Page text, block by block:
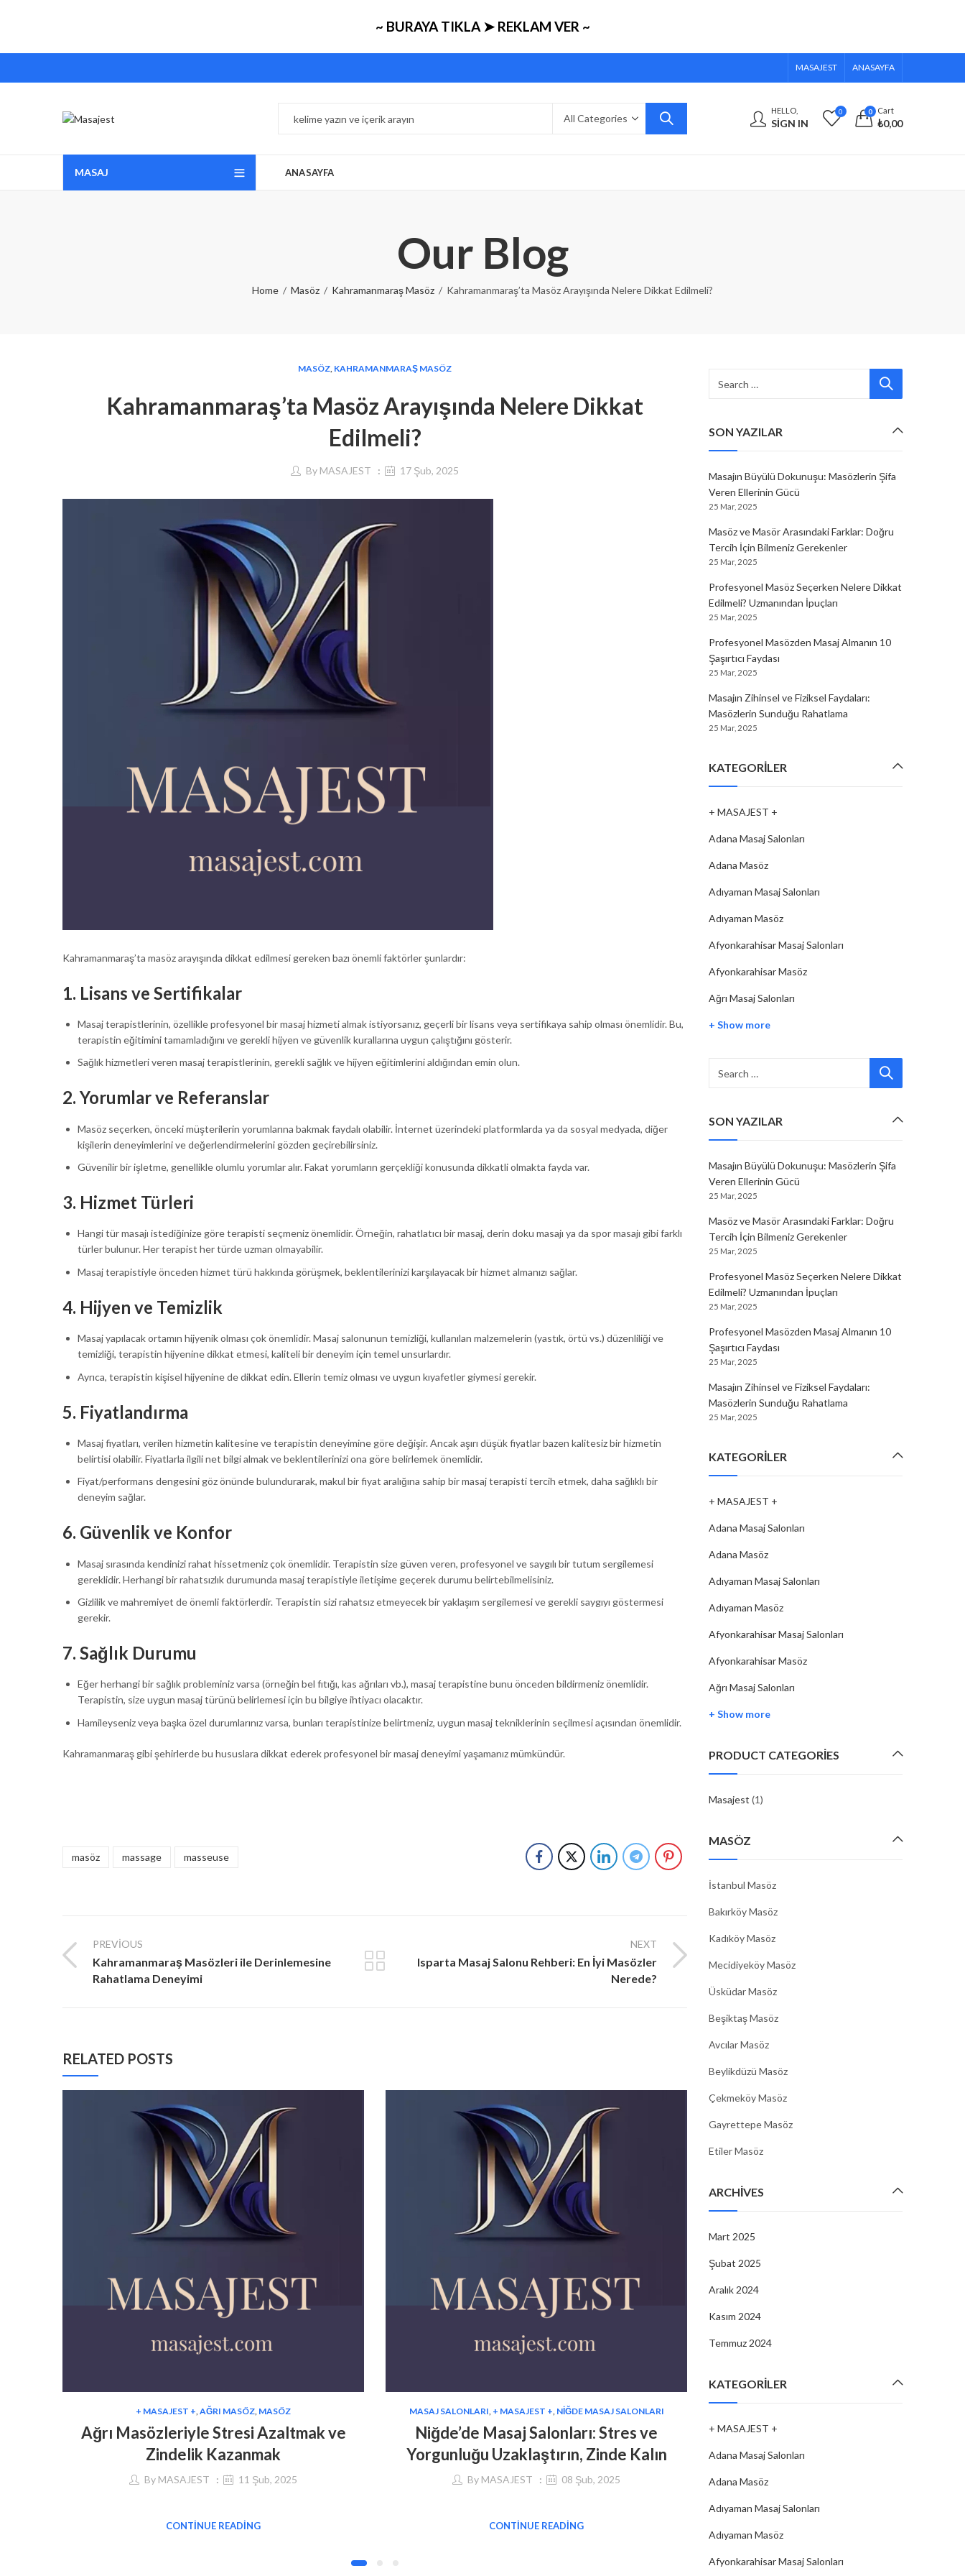
~ BURAYA TIKLA ➤ REKLAM VER ~
MASAJEST ANASAYFA
HELLO,
SIGN IN
0 0 Cart
₺0,00
MASAJ ANASAYFA
Our Blog
Home Masöz Kahramanmaraş Masöz Kahramanmaraş’ta Masöz Arayışında Nelere Dikkat Edilmeli?
MASÖZ, KAHRAMANMARAŞ MASÖZ
Kahramanmaraş’ta Masöz Arayışında Nelere Dikkat
Edilmeli?
By MASAJEST 17 Şub, 2025
Kahramanmaraş’ta masöz arayışında dikkat edilmesi gereken bazı önemli faktörler şunlardır:
1. Lisans ve Sertifikalar
Masaj terapistlerinin, özellikle profesyonel bir masaj hizmeti almak istiyorsanız, geçerli bir lisans veya sertifikaya sahip olması önemlidir. Bu,
terapistin eğitimini tamamladığını ve gerekli hijyen ve güvenlik kurallarına uygun çalıştığını gösterir.
Sağlık hizmetleri veren masaj terapistlerinin, gerekli sağlık ve hijyen eğitimlerini aldığından emin olun.
2. Yorumlar ve Referanslar
Masöz seçerken, önceki müşterilerin yorumlarına bakmak faydalı olabilir. İnternet üzerindeki platformlarda ya da sosyal medyada, diğer
kişilerin deneyimlerini ve değerlendirmelerini gözden geçirebilirsiniz.
Güvenilir bir işletme, genellikle olumlu yorumlar alır. Fakat yorumların gerçekliği konusunda dikkatli olmakta fayda var.
3. Hizmet Türleri
Hangi tür masajı istediğinize göre terapisti seçmeniz önemlidir. Örneğin, rahatlatıcı bir masaj, derin doku masajı ya da spor masajı gibi farklı
türler bulunur. Her terapist her türde uzman olmayabilir.
Masaj terapistiyle önceden hizmet türü hakkında görüşmek, beklentilerinizi karşılayacak bir hizmet almanızı sağlar.
4. Hijyen ve Temizlik
Masaj yapılacak ortamın hijyenik olması çok önemlidir. Masaj salonunun temizliği, kullanılan malzemelerin (yastık, örtü vs.) düzenliliği ve
temizliği, terapistin hijyenine dikkat etmesi, kaliteli bir deneyim için temel unsurlardır.
Ayrıca, terapistin kişisel hijyenine de dikkat edin. Ellerin temiz olması ve uygun kıyafetler giymesi gerekir.
5. Fiyatlandırma
Masaj fiyatları, verilen hizmetin kalitesine ve terapistin deneyimine göre değişir. Ancak aşırı düşük fiyatlar bazen kalitesiz bir hizmetin
belirtisi olabilir. Fiyatlarla ilgili net bilgi almak ve beklentilerinizi ona göre belirlemek önemlidir.
Fiyat/performans dengesini göz önünde bulundurarak, makul bir fiyat aralığına sahip bir masaj terapisti tercih etmek, daha sağlıklı bir
deneyim sağlar.
6. Güvenlik ve Konfor
Masaj sırasında kendinizi rahat hissetmeniz çok önemlidir. Terapistin size güven veren, profesyonel ve saygılı bir tutum sergilemesi
gereklidir. Herhangi bir rahatsızlık durumunda masaj terapistiyle iletişime geçerek durumu belirtebilmelisiniz.
Gizlilik ve mahremiyet de önemli faktörlerdir. Terapistin sizi rahatsız etmeyecek bir yaklaşım sergilemesi ve gerekli saygıyı göstermesi
gerekir.
7. Sağlık Durumu
Eğer herhangi bir sağlık probleminiz varsa (örneğin bel fıtığı, kas ağrıları vb.), masaj terapistine bunu önceden bildirmeniz önemlidir.
Terapistin, size uygun masaj türünü belirlemesi için bu bilgiye ihtiyacı olacaktır.
Hamileyseniz veya başka özel durumlarınız varsa, bunları terapistinize belirtmeniz, uygun masaj tekniklerinin seçilmesi açısından önemlidir.
Kahramanmaraş gibi şehirlerde bu hususlara dikkat ederek profesyonel bir masaj deneyimi yaşamanız mümkündür.
masöz massage masseuse
PREVIOUS
Kahramanmaraş Masözleri ile Derinlemesine
Rahatlama Deneyimi
NEXT
Isparta Masaj Salonu Rehberi: En İyi Masözler
Nerede?
RELATED POSTS
+ MASAJEST +,AĞRI MASÖZ, MASÖZ
Ağrı Masözleriyle Stresi Azaltmak ve
Zindelik Kazanmak
By MASAJEST 11 Şub, 2025
CONTINUE READING
MASAJ SALONLARI, + MASAJEST +, NIĞDE MASAJ SALONLARI
Niğde’de Masaj Salonları: Stres ve
Yorgunluğu Uzaklaştırın, Zinde Kalın
By MASAJEST 08 Şub, 2025
CONTINUE READING
Çankırı’da Masaj Terapisi:
Azaltmanın Yolları
Günümüzün yoğun ve stresli yaşam temposu,
sosyal hayatın getirdiği baskılar sonucunda stres
artıyor. Bu noktada, doğal ve etkili bir…
SON YAZILAR
Masajın Büyülü Dokunuşu: Masözlerin Şifa
Veren Ellerinin Gücü
25 Mar, 2025
Masöz ve Masör Arasındaki Farklar: Doğru
Tercih İçin Bilmeniz Gerekenler
25 Mar, 2025
Profesyonel Masöz Seçerken Nelere Dikkat
Edilmeli? Uzmanından İpuçları
25 Mar, 2025
Profesyonel Masözden Masaj Almanın 10
Şaşırtıcı Faydası
25 Mar, 2025
Masajın Zihinsel ve Fiziksel Faydaları:
Masözlerin Sunduğu Rahatlama
25 Mar, 2025
KATEGORILER
+ MASAJEST +
Adana Masaj Salonları
Adana Masöz
Adıyaman Masaj Salonları
Adıyaman Masöz
Afyonkarahisar Masaj Salonları
Afyonkarahisar Masöz
Ağrı Masaj Salonları
+ Show more
SON YAZILAR
Masajın Büyülü Dokunuşu: Masözlerin Şifa
Veren Ellerinin Gücü
25 Mar, 2025
Masöz ve Masör Arasındaki Farklar: Doğru
Tercih İçin Bilmeniz Gerekenler
25 Mar, 2025
Profesyonel Masöz Seçerken Nelere Dikkat
Edilmeli? Uzmanından İpuçları
25 Mar, 2025
Profesyonel Masözden Masaj Almanın 10
Şaşırtıcı Faydası
25 Mar, 2025
Masajın Zihinsel ve Fiziksel Faydaları:
Masözlerin Sunduğu Rahatlama
25 Mar, 2025
KATEGORILER
+ MASAJEST +
Adana Masaj Salonları
Adana Masöz
Adıyaman Masaj Salonları
Adıyaman Masöz
Afyonkarahisar Masaj Salonları
Afyonkarahisar Masöz
Ağrı Masaj Salonları
+ Show more
PRODUCT CATEGORIES
Masajest (1)
MASÖZ
İstanbul Masöz
Bakırköy Masöz
Kadıköy Masöz
Mecidiyeköy Masöz
Üsküdar Masöz
Beşiktaş Masöz
Avcılar Masöz
Beylikdüzü Masöz
Çekmeköy Masöz
Gayrettepe Masöz
Etiler Masöz
ARCHIVES
Mart 2025
Şubat 2025
Aralık 2024
Kasım 2024
Temmuz 2024
KATEGORILER
+ MASAJEST +
Adana Masaj Salonları
Adana Masöz
Adıyaman Masaj Salonları
Adıyaman Masöz
Afyonkarahisar Masaj Salonları